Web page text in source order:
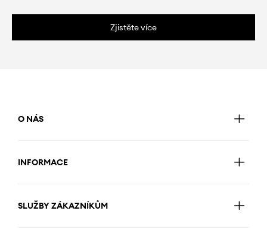
Zjistěte více
O NÁS
INFORMACE
SLUŽBY ZÁKAZNÍKŮM